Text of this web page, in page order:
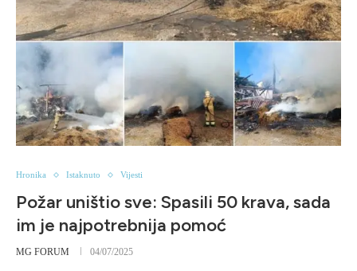
Hronika Istaknuto Vijesti
Požar uništio sve: Spasili 50 krava, sada
im je najpotrebnija pomoć
MG FORUM 04/07/2025